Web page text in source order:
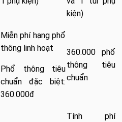
kiện)
Miễn phí hạng phổ
thông linh hoạt
Phổ thông tiêu
chuẩn đặc biệt:
360.000đ
360.000 phổ
thông tiêu
chuẩn
Tính phí